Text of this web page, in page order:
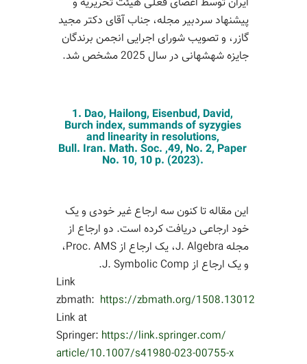
پیشنهاد سردبیر مجله، جناب آقای دکتر مجید
گازر، و تصویب شورای اجرایی انجمن برندگان
جایزه شهشهانی در سال 2025 مشخص شد.
1. Dao, Hailong, Eisenbud, David,
Burch index, summands of syzygies
and linearity in resolutions,
Bull. Iran. Math. Soc. ,49, No. 2, Paper
No. 10, 10 p. (2023).
این مقاله تا کنون سه ارجاع غیر خودی و یک
خود ارجاعی دریافت کرده است. دو ارجاع از
مجله J. Algebra، یک ارجاع از Proc. AMS،
و یک ارجاع از J. Symbolic Comp.
Link
zbmath: https://zbmath.org/1508.13012
Link at
Springer: https://link.springer.com/
article/10.1007/s41980-023-00755-x